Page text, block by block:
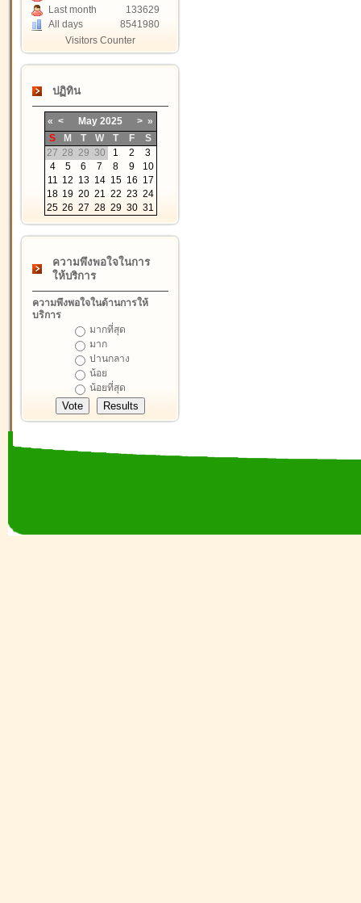
Last month
133629
All days
8541980
Visitors Counter
ปฏิทิน
« < May 2025 > »
S
M T W T F
S
27 28 29 30 1 2
3
4
5 6 7 8 9
10
11 12 13 14 15 16 17
18 19 20 21 22 23 24
25 26 27 28 29 30 31
ความพึงพอใจในการ
ให้บริการ
ความพึงพอใจในด้านการให้
บริการ
มากที่สุด
มาก
ปานกลาง
น้อย
น้อยที่สุด